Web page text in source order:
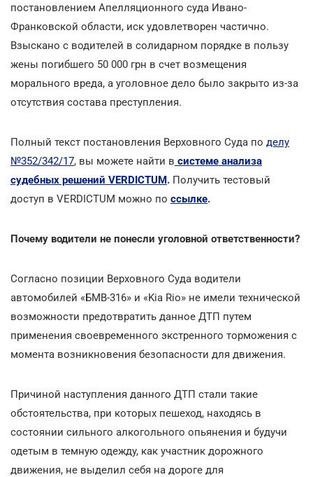
постановлением Апелляционного суда Ивано-
Франковской области, иск удовлетворен частично.
Взыскано с водителей в солидарном порядке в пользу
жены погибшего 50 000 грн в счет возмещения
морального вреда, а уголовное дело было закрыто из-за
отсутствия состава преступления.
Полный текст постановления Верховного Суда по делу
№352/342/17, вы можете найти в системе анализа
судебных решений VERDICTUM. Получить тестовый
доступ в VERDICTUM можно по ссылке.
Почему водители не понесли уголовной ответственности?
Согласно позиции Верховного Суда водители
автомобилей «БМВ-316» и «Kia Rio» не имели технической
возможности предотвратить данное ДТП путем
применения своевременного экстренного торможения с
момента возникновения безопасности для движения.
Причиной наступления данного ДТП стали такие
обстоятельства, при которых пешеход, находясь в
состоянии сильного алкогольного опьянения и будучи
одетым в темную одежду, как участник дорожного
движения, не выделил себя на дороге для